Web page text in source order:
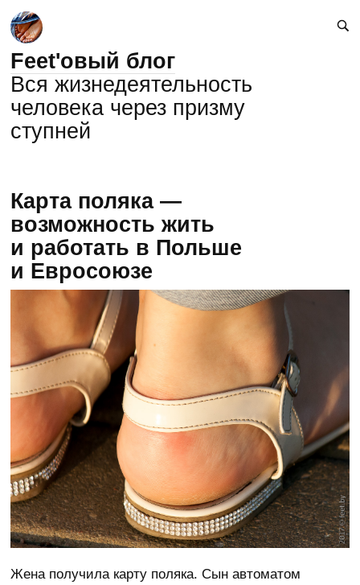
Feet'овый блог
Вся жизнедеятельность
человека через призму
ступней
Карта поляка —
возможность жить
и работать в Польше
и Евросоюзе
Жена получила карту поляка. Сын автоматом